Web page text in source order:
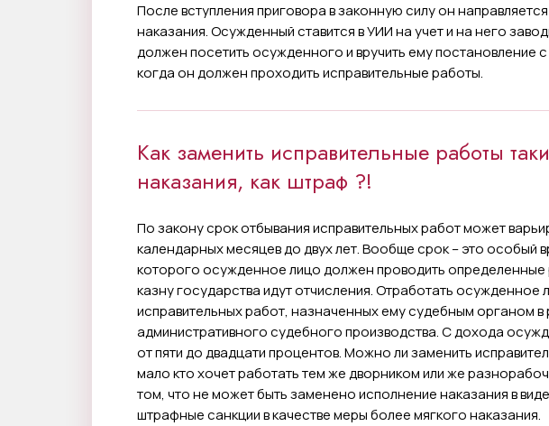
После вступления приговора в законную силу он
наказания. Осужденный ставится в УИИ на учет и на него
должен посетить осужденного и вручить ему постановление
когда он должен проходить исправительные работы.
Как заменить исправительные работы
наказания, как штраф ?!
По закону срок отбывания исправительных работ может
календарных месяцев до двух лет. Вообще срок – это особый
которого осужденное лицо должен проводить определенные
казну государства идут отчисления. Отработать осужденное
исправительных работ, назначенных ему судебным органом в
административного судебного производства. С дохода
от пяти до двадцати процентов. Можно ли заменить
мало кто хочет работать тем же дворником или же
том, что не может быть заменено исполнение наказания в
штрафные санкции в качестве меры более мягкого наказания.